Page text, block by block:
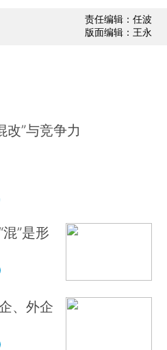
责任编辑：任波
版面编辑：王永
改”与竞争力
”是形
、外企